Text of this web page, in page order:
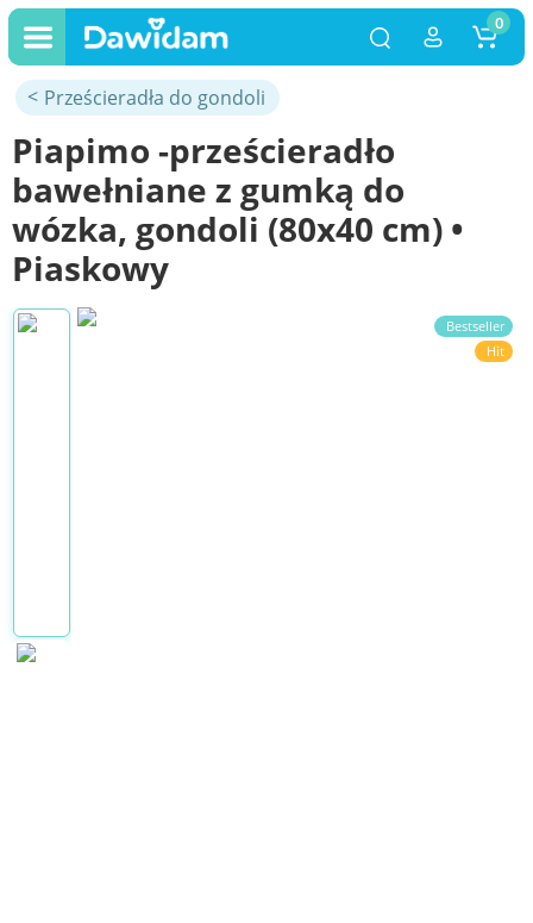
0
Prześcieradła do gondoli
Piapimo -prześcieradło
bawełniane z gumką do
wózka, gondoli (80x40 cm) •
Piaskowy
Bestseller
Hit